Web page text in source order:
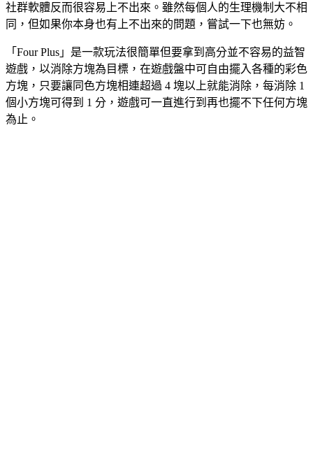
社群軟體反而很容易上不出來。雖然每個人的生理機制大不相
同，但如果你本身也有上不出來的問題，嘗試一下也無妨。
「Four Plus」是一款玩法很簡單但要拿到高分並不容易的益智
遊戲，以消除方塊為目標，在遊戲盤中可自由擺入各種的彩色
方塊，只要讓同色方塊相連超過 4 塊以上就能消除，每消除 1
個小方塊可得到 1 分，遊戲可一直進行到再也擺不下任何方塊
為止。